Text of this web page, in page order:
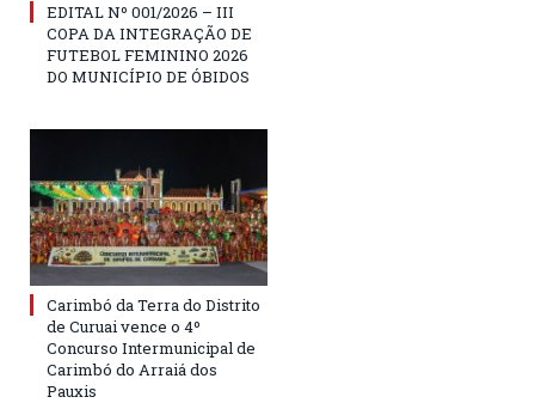
EDITAL Nº 001/2026 – III
COPA DA INTEGRAÇÃO DE
FUTEBOL FEMININO 2026
DO MUNICÍPIO DE ÓBIDOS
Carimbó da Terra do Distrito
de Curuai vence o 4º
Concurso Intermunicipal de
Carimbó do Arraiá dos
Pauxis